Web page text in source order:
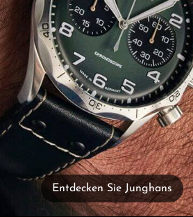
Entdecken Sie Junghans